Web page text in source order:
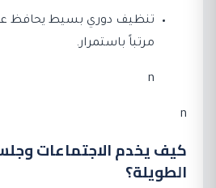
تنظيف دوري بسيط يحافظ
مرتباً باستمرار.
n
n
كيف يخدم الاجتماعات
الطويلة؟